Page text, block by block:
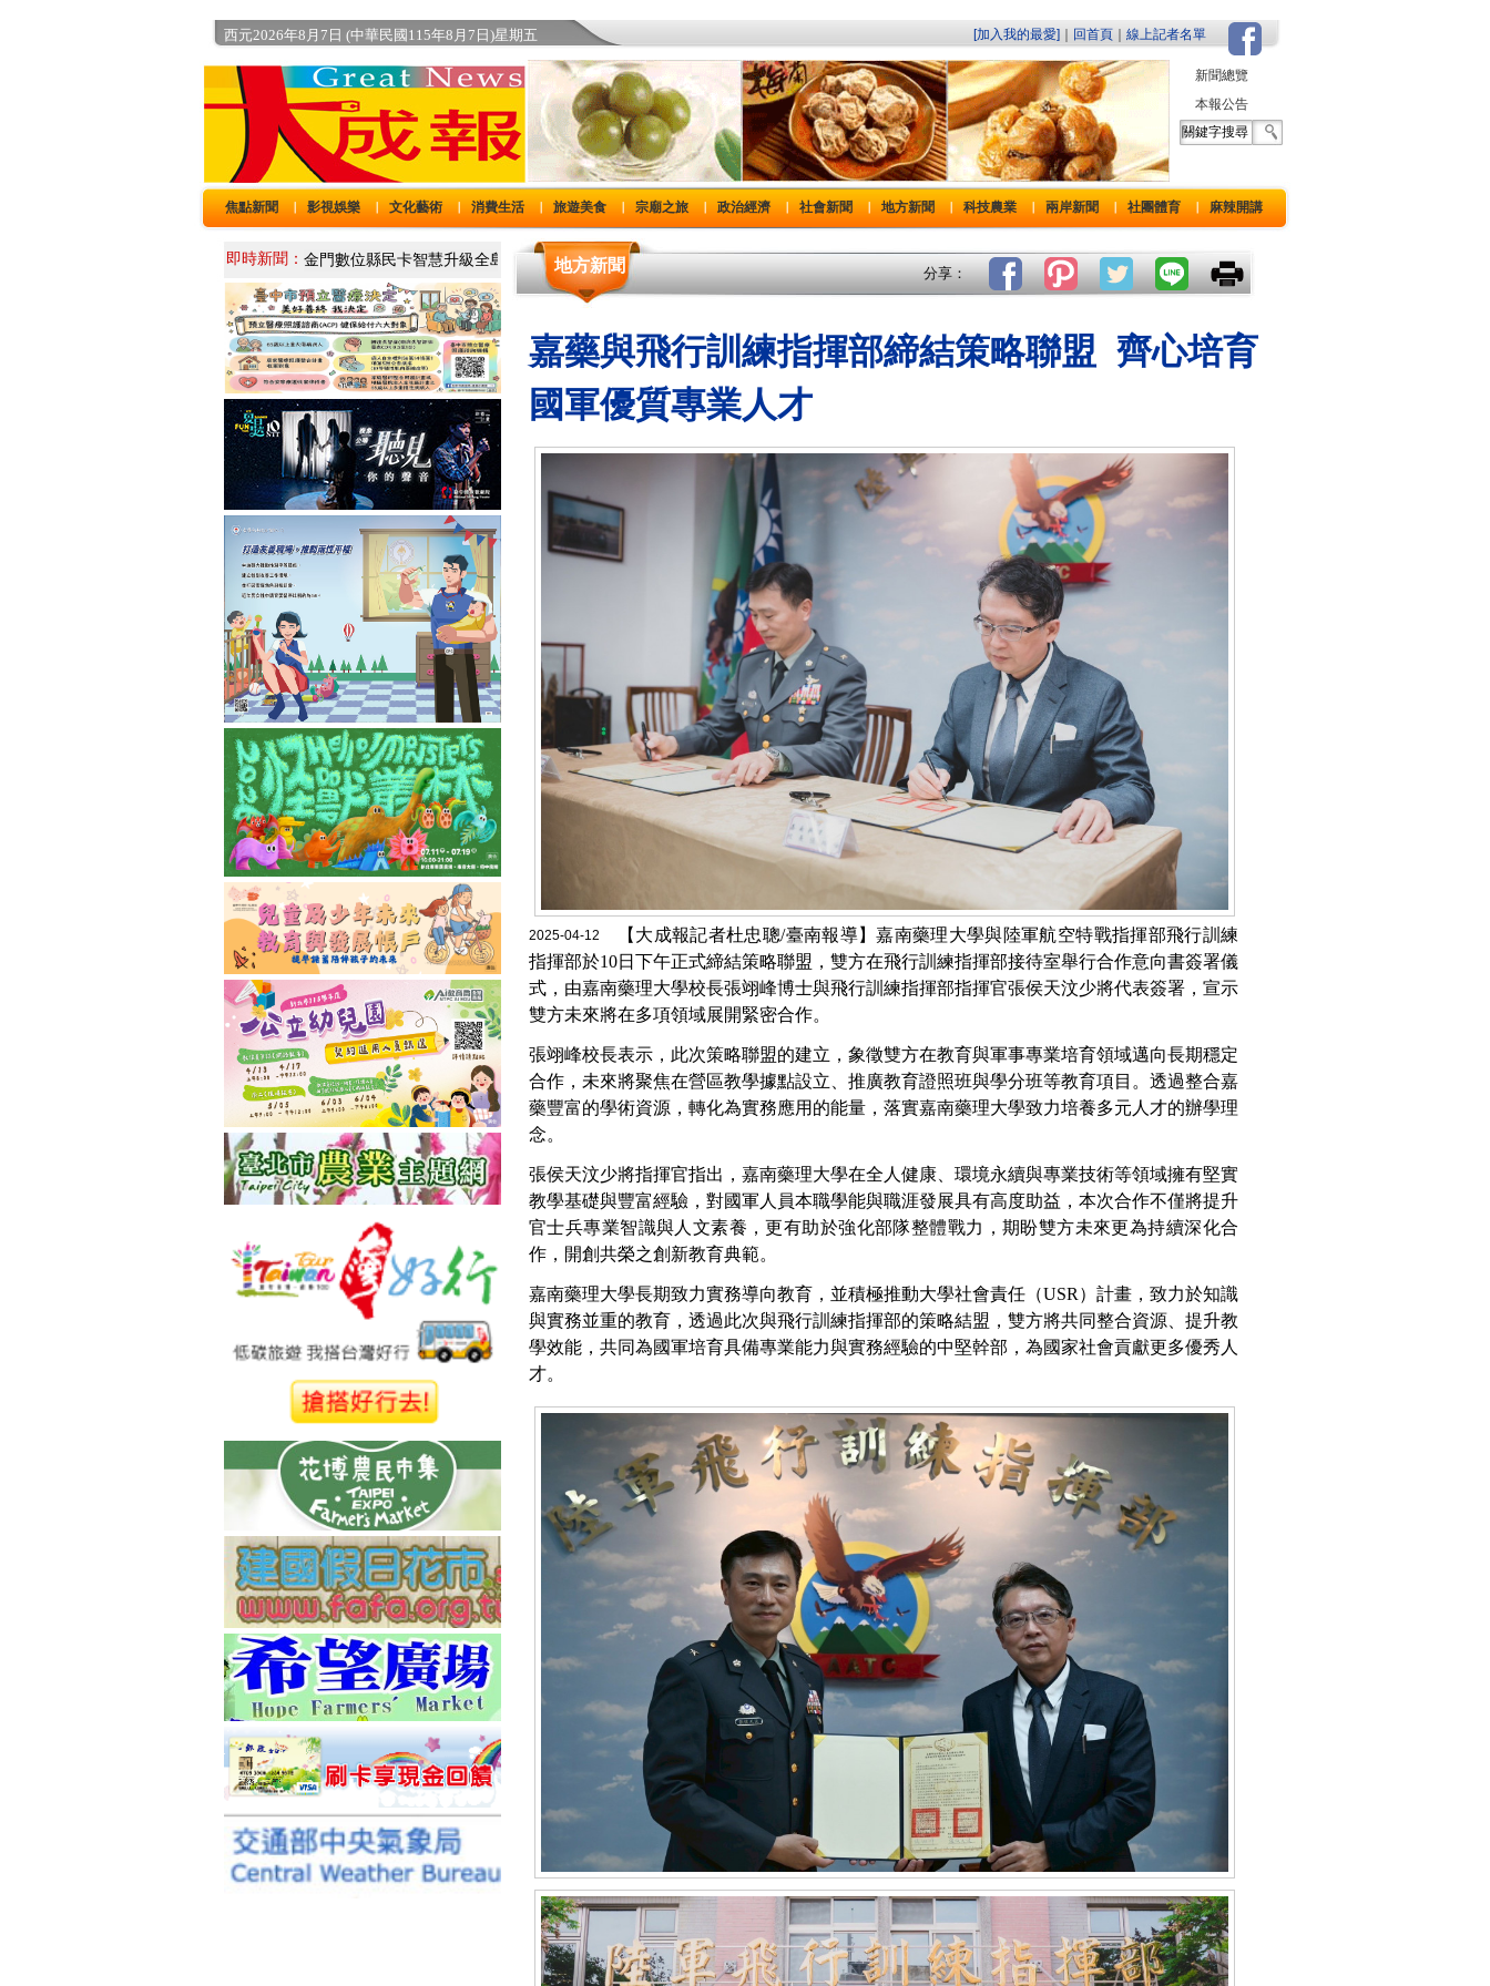
西元2026年8月7日 (中華民國115年8月7日)星期五 [加入我的最愛] 回首頁 線上記者名單
新聞總覽
本報公告
焦點新聞 影視娛樂 文化藝術 消費生活 旅遊美食 宗廟之旅 政治經濟 社會新聞 地方新聞 科技農業 兩岸新聞 社團體育 麻辣開講
即時新聞： 地方新聞 分享：
嘉藥與飛行訓練指揮部締結策略聯盟 齊心培育
國軍優質專業人才
2025-04-12
【大成報記者杜忠聰/臺南報導】嘉南藥理大學與陸軍航空特戰指揮部飛行訓練
指揮部於10日下午正式締結策略聯盟，雙方在飛行訓練指揮部接待室舉行合作意向書簽署儀
式，由嘉南藥理大學校長張翊峰博士與飛行訓練指揮部指揮官張侯天汶少將代表簽署，宣示
雙方未來將在多項領域展開緊密合作。
張翊峰校長表示，此次策略聯盟的建立，象徵雙方在教育與軍事專業培育領域邁向長期穩定
合作，未來將聚焦在營區教學據點設立、推廣教育證照班與學分班等教育項目。透過整合嘉
藥豐富的學術資源，轉化為實務應用的能量，落實嘉南藥理大學致力培養多元人才的辦學理
念。
張侯天汶少將指揮官指出，嘉南藥理大學在全人健康、環境永續與專業技術等領域擁有堅實
教學基礎與豐富經驗，對國軍人員本職學能與職涯發展具有高度助益，本次合作不僅將提升
官士兵專業智識與人文素養，更有助於強化部隊整體戰力，期盼雙方未來更為持續深化合
作，開創共榮之創新教育典範。
嘉南藥理大學長期致力實務導向教育，並積極推動大學社會責任（USR）計畫，致力於知識
與實務並重的教育，透過此次與飛行訓練指揮部的策略結盟，雙方將共同整合資源、提升教
學效能，共同為國軍培育具備專業能力與實務經驗的中堅幹部，為國家社會貢獻更多優秀人
才。